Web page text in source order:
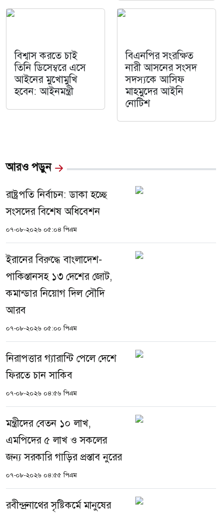
বিশ্বাস করতে চাই
তিনি ডিসেম্বরে এসে
আইনের মুখোমুখি
হবেন: আইনমন্ত্রী
বিএনপির সংরক্ষিত
নারী আসনের সংসদ
সদস্যকে আসিফ
মাহমুদের আইনি
নোটিশ
আরও পড়ুন
রাষ্ট্রপতি নির্বাচন: ডাকা হচ্ছে
সংসদের বিশেষ অধিবেশন
০৭-০৮-২০২৬ ০৫:০৪ পিএম
ইরানের বিরুদ্ধে বাংলাদেশ-
পাকিস্তানসহ ১৩ দেশের জোট,
কমান্ডার নিয়োগ দিল সৌদি
আরব
০৭-০৮-২০২৬ ০৫:০০ পিএম
নিরাপত্তার গ্যারান্টি পেলে দেশে
ফিরতে চান সাকিব
০৭-০৮-২০২৬ ০৪:৫৬ পিএম
মন্ত্রীদের বেতন ১০ লাখ,
এমপিদের ৫ লাখ ও সকলের
জন্য সরকারি গাড়ির প্রস্তাব নুরের
০৭-০৮-২০২৬ ০৪:৫৫ পিএম
রবীন্দ্রনাথের সৃষ্টিকর্মে মানুষের